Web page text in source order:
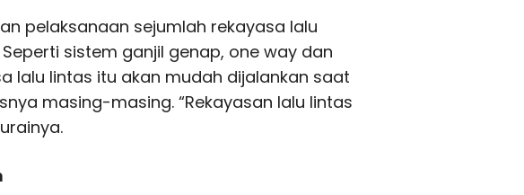
pelaksanaan sejumlah rekayasa lalu
sistem ganjil genap, one way dan
lalu lintas itu akan mudah dijalankan saat
masing-masing. “Rekayasan lalu lintas